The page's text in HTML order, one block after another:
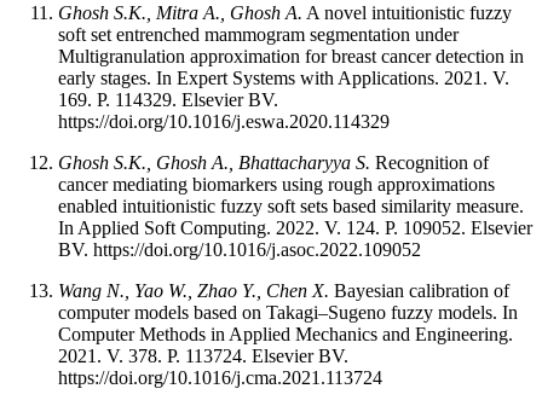
Ghosh S.K., Mitra A., Ghosh A. A novel intuitionistic fuzzy
soft set entrenched mammogram segmentation under
Multigranulation approximation for breast cancer detection in
early stages. In Expert Systems with Applications. 2021. V.
169. P. 114329. Elsevier BV.
https://doi.org/10.1016/j.eswa.2020.114329
Ghosh S.K., Ghosh A., Bhattacharyya S. Recognition of
cancer mediating biomarkers using rough approximations
enabled intuitionistic fuzzy soft sets based similarity measure.
In Applied Soft Computing. 2022. V. 124. P. 109052. Elsevier
BV. https://doi.org/10.1016/j.asoc.2022.109052
Wang N., Yao W., Zhao Y., Chen X. Bayesian calibration of
computer models based on Takagi–Sugeno fuzzy models. In
Computer Methods in Applied Mechanics and Engineering.
2021. V. 378. P. 113724. Elsevier BV.
https://doi.org/10.1016/j.cma.2021.113724